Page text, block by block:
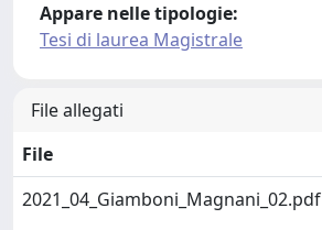
Appare nelle tipologie:
Tesi di laurea Magistrale
File allegati
File
2021_04_Giamboni_Magnani_02.pdf